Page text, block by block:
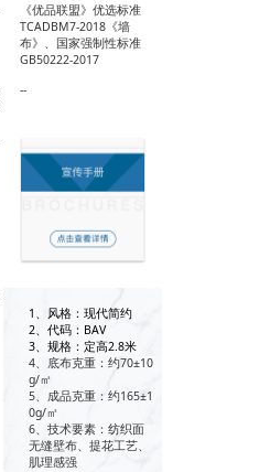
《优品联盟》优选标准
TCADBM7-2018《墙
布》、国家强制性标准
GB50222-2017
--
1、风格：现代简约
2、代码：BAV
3、规格：定高2.8米
4、底布克重：约70±10
g/㎡
5、成品克重：约165±1
0g/㎡
6、技术要素：纺织面
无缝壁布、提花工艺、
肌理感强